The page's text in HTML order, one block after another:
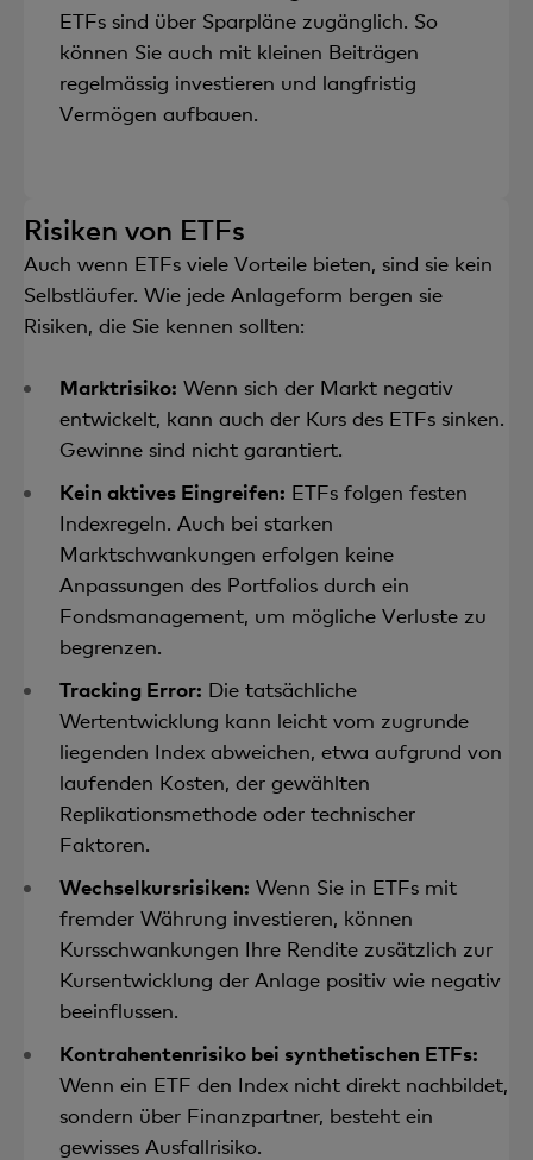
ETFs sind über Sparpläne zugänglich. So
können Sie auch mit kleinen Beiträgen
regelmässig investieren und langfristig
Vermögen aufbauen.
Risiken von ETFs
Auch wenn ETFs viele Vorteile bieten, sind sie kein
Selbstläufer. Wie jede Anlageform bergen sie
Risiken, die Sie kennen sollten:
Marktrisiko: Wenn sich der Markt negativ
entwickelt, kann auch der Kurs des ETFs sinken.
Gewinne sind nicht garantiert.
Kein aktives Eingreifen: ETFs folgen festen
Indexregeln. Auch bei starken
Marktschwankungen erfolgen keine
Anpassungen des Portfolios durch ein
Fondsmanagement, um mögliche Verluste zu
begrenzen.
Tracking Error: Die tatsächliche
Wertentwicklung kann leicht vom zugrunde
liegenden Index abweichen, etwa aufgrund von
laufenden Kosten, der gewählten
Replikationsmethode oder technischer
Faktoren.
Wechselkursrisiken: Wenn Sie in ETFs mit
fremder Währung investieren, können
Kursschwankungen Ihre Rendite zusätzlich zur
Kursentwicklung der Anlage positiv wie negativ
beeinflussen.
Kontrahentenrisiko bei synthetischen ETFs:
Wenn ein ETF den Index nicht direkt nachbildet,
sondern über Finanzpartner, besteht ein
gewisses Ausfallrisiko.